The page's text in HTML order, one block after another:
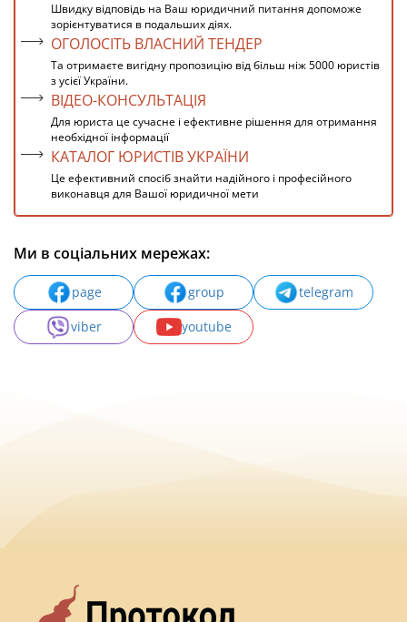
Швидку відповідь на Ваш юридичний питання допоможе
зорієнтуватися в подальших діях.
ОГОЛОСІТЬ ВЛАСНИЙ ТЕНДЕР
Та отримаєте вигідну пропозицію від більш ніж 5000 юристів
з усієї України.
ВІДЕО-КОНСУЛЬТАЦІЯ
Для юриста це сучасне і ефективне рішення для отримання
необхідної інформації
КАТАЛОГ ЮРИСТІВ УКРАЇНИ
Це ефективний спосіб знайти надійного і професійного
виконавця для Вашої юридичної мети
Ми в соціальних мережах:
page group
telegram
viber
youtube